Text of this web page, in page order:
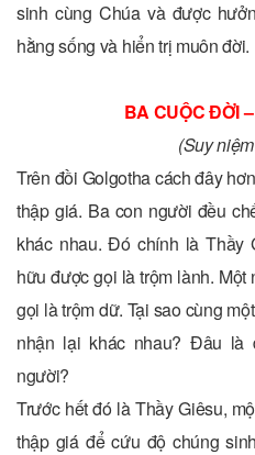
sinh cùng Chúa và được
hằng sống và hiển trị muôn đời.
BA CUỘC ĐỜI
(Suy
Trên đồi Golgotha cách đây
thập giá. Ba con người đều
khác nhau. Đó chính là Thầy
hữu được gọi là trộm lành.
gọi là trộm dữ. Tại sao cùng
nhận lại khác nhau? Đâu là
người?
Trước hết đó là Thầy Giêsu,
thập giá để cứu độ chúng